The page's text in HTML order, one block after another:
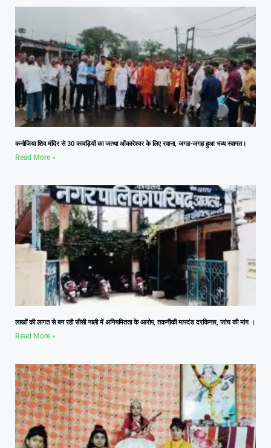
कनोजिया शिव मंदिर से 30 कावड़ियों का जत्था ओंकारेश्वर के लिए रवाना, जगह-जगह हुआ भव्य स्वागत।
Read More »
लाखों की लागत से बन रही सीसी नाली में अनियमितता के आरोप, तकनीकी मापदंड दरकिनार, जांच की मांग ।
Read More »